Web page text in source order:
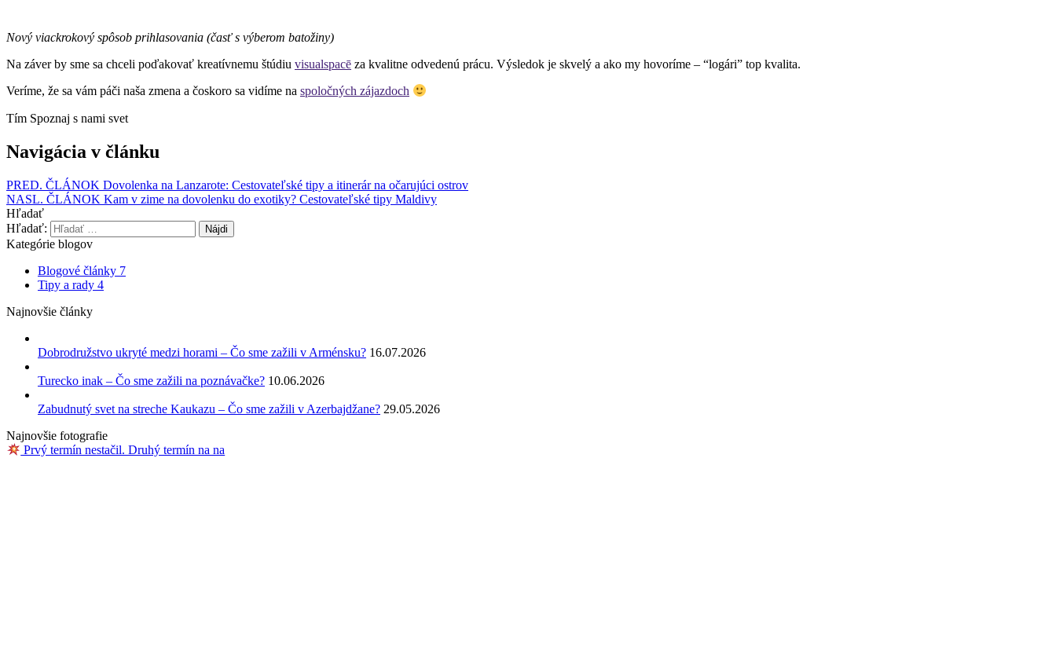
Nový viackrokový spôsob prihlasovania (časť s výberom batožiny)
Na záver by sme sa chceli poďakovať kreatívnemu štúdiu visualspacē za kvalitne odvedenú prácu. Výsledok je skvelý a ako my hovoríme – “logári” top kvalita.
Veríme, že sa vám páči naša zmena a čoskoro sa vidíme na spoločných zájazdoch
Tím Spoznaj s nami svet
Navigácia v článku
PRED. ČLÁNOK Dovolenka na Lanzarote: Cestovateľské tipy a itinerár na očarujúci ostrov
NASL. ČLÁNOK Kam v zime na dovolenku do exotiky? Cestovateľské tipy Maldivy
Hľadať
Hľadať:
Kategórie blogov
Blogové články 7
Tipy a rady 4
Najnovšie články
Dobrodružstvo ukryté medzi horami – Čo sme zažili v Arménsku? 16.07.2026
Turecko inak – Čo sme zažili na poznávačke? 10.06.2026
Zabudnutý svet na streche Kaukazu – Čo sme zažili v Azerbajdžane? 29.05.2026
Najnovšie fotografie
Prvý termín nestačil. Druhý termín na na